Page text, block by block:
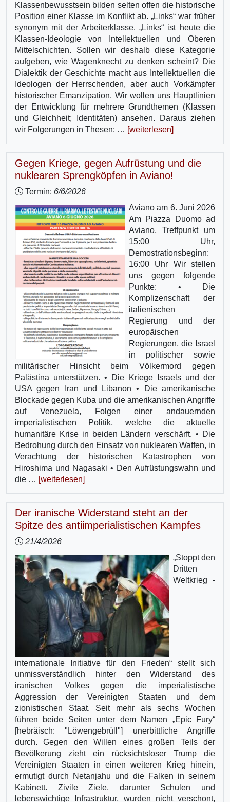
Klassenbewusstsein bilden selten offen die historische
Position einer Klasse im Konflikt ab. „Links“ war früher
synonym mit der Arbeiterklasse. „Links“ ist heute die
Klassen-Ideologie von Intellektuellen und Oberen
Mittelschichten. Sollen wir deshalb diese Kategorie
aufgeben, wie Wagenknecht zu denken scheint? Die
Dialektik der Geschichte macht aus Intellektuellen die
Ideologen der Herrschenden, aber auch Vorkämpfer
historischer Emanzipation. Wir wollen uns Hauptlinien
der Entwicklung für mehrere Grundthemen (Klassen
und Gleichheit; Identitäten) ansehen. Daraus ziehen
wir Folgerungen in Thesen: … [weiterlesen]
Gegen Kriege, gegen Aufrüstung und die
nuklearen Sprengköpfen in Aviano!
Termin: 6/6/2026
Aviano am 6. Juni 2026
Am Piazza Duomo ad
Aviano, Treffpunkt um
15:00 Uhr,
Demostrationsbeginn:
16:00 Uhr Wir stellen
uns gegen folgende
Punkte: • Die
Komplizenschaft der
italienischen
Regierung und der
europäischen
Regierungen, die Israel
in politischer sowie
militärischer Hinsicht beim Völkermord gegen
Palästina unterstützen. • Die Kriege Israels und der
USA gegen Iran und Libanon • Die amerikanische
Blockade gegen Kuba und die amerikanischen Angriffe
auf Venezuela, Folgen einer andauernden
imperialistischen Politik, welche die aktuelle
humanitäre Krise in beiden Ländern verschärft. • Die
Bedrohung durch den Einsatz von nuklearen Waffen, in
Verachtung der historischen Katastrophen von
Hiroshima und Nagasaki • Den Aufrüstungswahn und
die … [weiterlesen]
Der iranische Widerstand steht an der
Spitze des antiimperialistischen Kampfes
21/4/2026
„Stoppt den
Dritten
Weltkrieg -
internationale Initiative für den Frieden“ stellt sich
unmissverständlich hinter den Widerstand des
iranischen Volkes gegen die imperialistische
Aggression der Vereinigten Staaten und dem
zionistischen Staat. Seit mehr als sechs Wochen
führen beide Seiten unter dem Namen „Epic Fury“
[hebräisch: "Löwengebrüll"] unerbittliche Angriffe
durch. Gegen den Willen eines großen Teils der
Bevölkerung zieht ein rücksichtsloser Trump die
Vereinigten Staaten in einen weiteren Krieg hinein,
ermutigt durch Netanjahu und die Falken in seinem
Kabinett. Zivile Ziele, darunter Schulen und
lebenswichtige Infrastruktur, wurden nicht verschont,